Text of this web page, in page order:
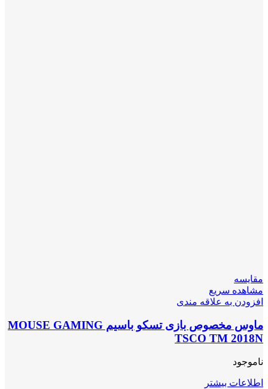
مقایسه
مشاهده سریع
افزودن به علاقه مندی
ماوس مخصوص بازی تسکو باسیم MOUSE GAMING
TSCO TM 2018N
ناموجود
اطلاعات بیشتر